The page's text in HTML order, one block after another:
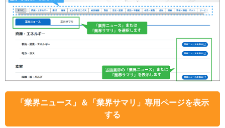
「業界ニュース」＆「業界サマリ」専用ページを表示
する